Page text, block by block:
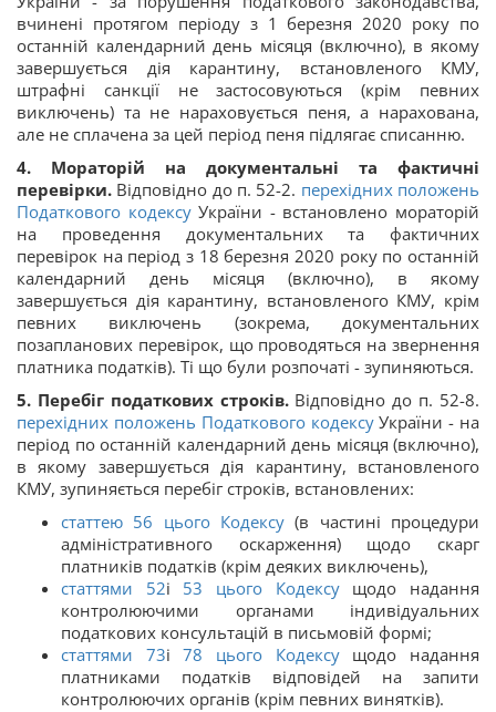
вчинені протягом періоду з 1 березня 2020 року по
останній календарний день місяця (включно), в якому
завершується дія карантину, встановленого КМУ,
штрафні санкції не застосовуються (крім певних
виключень) та не нараховується пеня, а нарахована,
але не сплачена за цей період пеня підлягає списанню.
4. Мораторій на документальні та фактичні
перевірки. Відповідно до п. 52-2. перехідних положень
Податкового кодексуУкраїни - встановлено мораторій
на проведення документальних та фактичних
перевірок на період з 18 березня 2020 року по останній
календарний день місяця (включно), в якому
завершується дія карантину, встановленого КМУ, крім
певних виключень (зокрема, документальних
позапланових перевірок, що проводяться на звернення
платника податків). Ті що були розпочаті - зупиняються.
5. Перебіг податкових строків. Відповідно до п. 52-8.
перехідних положень Податкового кодексуУкраїни - на
період по останній календарний день місяця (включно),
в якому завершується дія карантину, встановленого
КМУ, зупиняється перебіг строків, встановлених:
статтею 56 цього Кодексу (в частині процедури
адміністративного оскарження) щодо скарг
платників податків (крім деяких виключень),
статтями 52і 53 цього Кодексущодо надання
контролюючими органами індивідуальних
податкових консультацій в письмовій формі;
статтями 73і78 цього Кодексущодо надання
платниками податків відповідей на запити
контролюючих органів (крім певних винятків).